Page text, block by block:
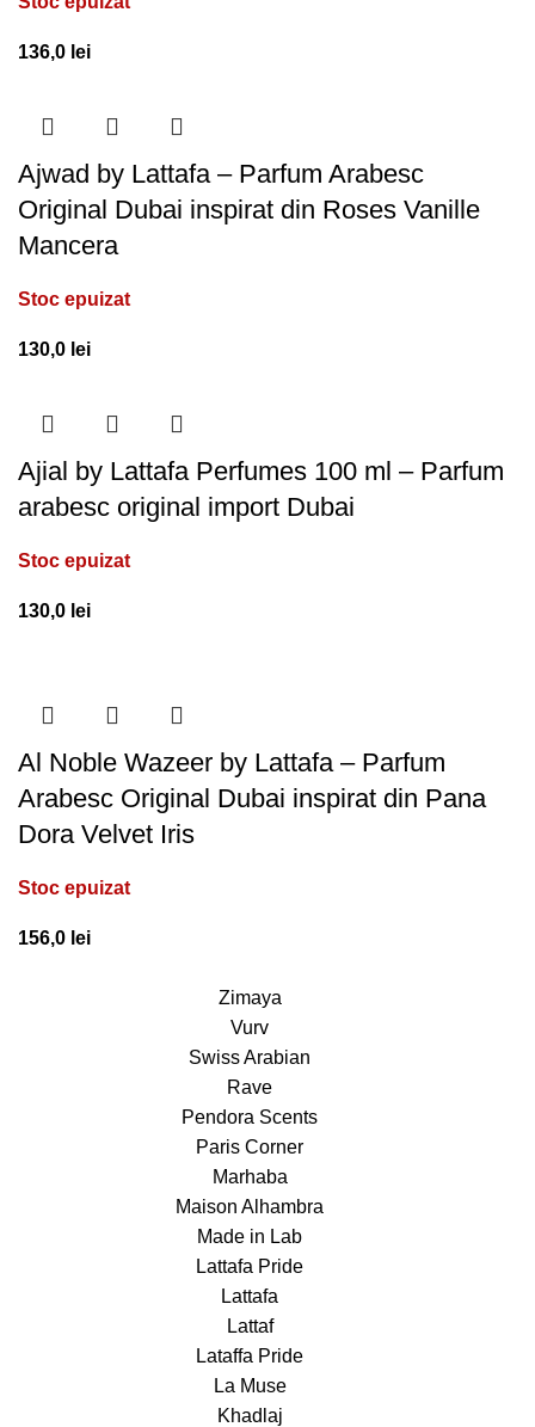
136,0 lei
Ajwad by Lattafa – Parfum Arabesc
Original Dubai inspirat din Roses Vanille
Mancera
Stoc epuizat
130,0 lei
Ajial by Lattafa Perfumes 100 ml – Parfum
arabesc original import Dubai
Stoc epuizat
130,0 lei
Al Noble Wazeer by Lattafa – Parfum
Arabesc Original Dubai inspirat din Pana
Dora Velvet Iris
Stoc epuizat
156,0 lei
Zimaya
Vurv
Swiss Arabian
Rave
Pendora Scents
Paris Corner
Marhaba
Maison Alhambra
Made in Lab
Lattafa Pride
Lattafa
Lattaf
Lataffa Pride
La Muse
Khadlaj